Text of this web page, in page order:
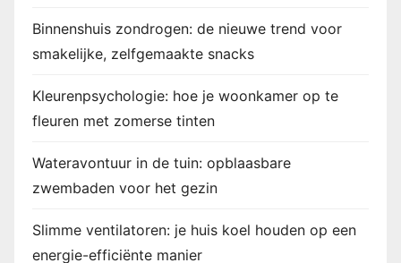
Binnenshuis zondrogen: de nieuwe trend voor
smakelijke, zelfgemaakte snacks
Kleurenpsychologie: hoe je woonkamer op te
fleuren met zomerse tinten
Wateravontuur in de tuin: opblaasbare
zwembaden voor het gezin
Slimme ventilatoren: je huis koel houden op een
energie-efficiënte manier